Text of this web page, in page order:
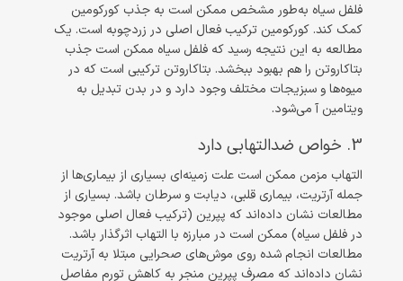
فلفل سیاه به‌طور مشخص ممکن است به جذب کورکومین
کمک کند. کورکومین ترکیب فعال اصلی در زردچوبه است. یک
مطالعه به این نتیجه رسید که فلفل سیاه ممکن است جذب
بتاکاروتن را هم بهبود ببخشد. بتاکاروتن ترکیبی است که در
میوه‌ها‌ و سبزیجات مختلف وجود دارد و در بدن تبدیل به
ویتامین آ می‌شود.
3. خواص ضدالتهابی دارد
التهاب مزمن ممکن است علت زمینه‌ای‌ بسیاری از بیماری‌ها از
جمله آرتریت، بیماری قلبی، دیابت و سرطان باشد. بسیاری از
مطالعات نشان داده‌اند که پپرین (ترکیب فعال اصلی موجود
در فلفل سیاه) ممکن است در مبارزه با التهاب اثرگذار باشد.
مطالعات انجام شده روی موش‌های صحرایی مبتلا به آرتریت
نشان داد‌ه‌اند که مصرف پپرین منجر به کاهش تورم مفاصل